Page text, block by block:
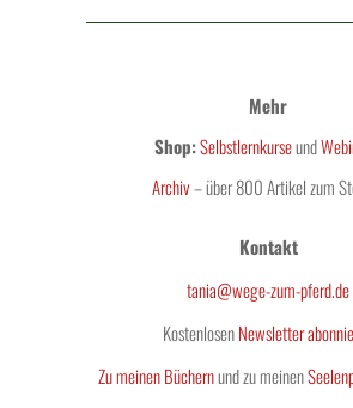
Mehr
Shop:Selbstlernkurseund
Archiv– über 800 Artikel zum
Kontakt
tania@wege-zum-pferd.de
KostenlosenNewsletter
Zu meinen Büchernund zu meinen